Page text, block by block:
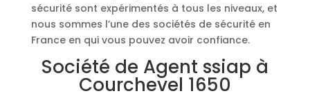
sécurité sont expérimentés à tous les niveaux, et
nous sommes l’une des sociétés de sécurité en
France en qui vous pouvez avoir confiance.
Société de Agent ssiap à
Courchevel 1650